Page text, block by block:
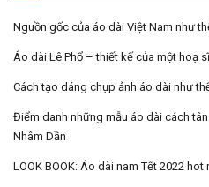
Nguồn gốc của áo dài Việt Nam như
Áo dài Lê Phổ – thiết kế của một hoạ
Cách tạo dáng chụp ảnh áo dài như
Điểm danh những mẫu áo dài cách
Nhâm Dần
LOOK BOOK: Áo dài nam Tết 2022 hot